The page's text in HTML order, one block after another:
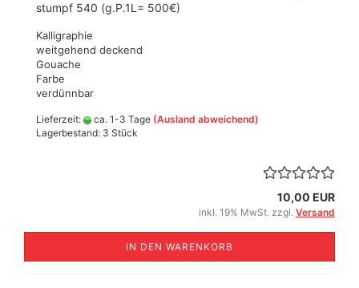
stumpf 540 (g.P.1L= 500€)
Kalligraphie
weitgehend deckend
Gouache
Farbe
verdünnbar
Lieferzeit: ca. 1-3 Tage (Ausland abweichend)
Lagerbestand: 3 Stück
10,00 EUR
inkl. 19% MwSt. zzgl. Versand
IN DEN WARENKORB